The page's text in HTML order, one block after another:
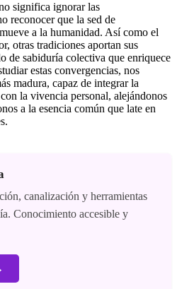
significa ignorar las
reconocer que la sed de
a la humanidad. Así como el
otras tradiciones aportan sus
de sabiduría colectiva que enriquece
estas convergencias, nos
madura, capaz de integrar la
la vivencia personal, alejándonos
a la esencia común que late en
canalización y herramientas
Conocimiento accesible y